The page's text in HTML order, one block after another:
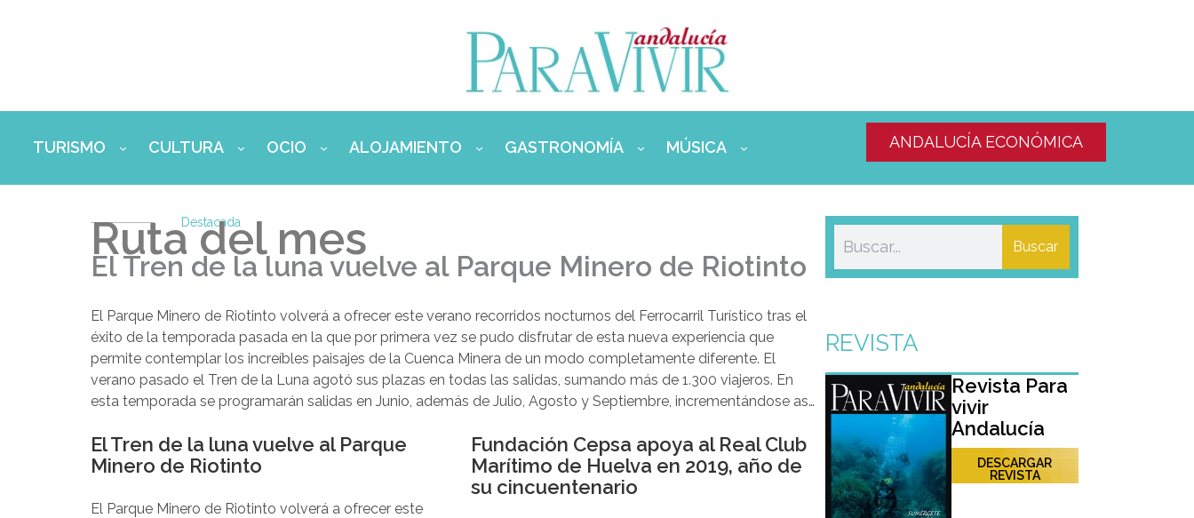
TURISMO CULTURA OCIO ALOJAMIENTO GASTRONOMÍA MÚSICA ANDALUCÍA ECONÓMICA
Destacada
Ruta del mes
El Tren de la luna vuelve al Parque Minero de Riotinto
El Parque Minero de Riotinto volverá a ofrecer este verano recorridos nocturnos del Ferrocarril Turístico tras el
éxito de la temporada pasada en la que por primera vez se pudo disfrutar de esta nueva experiencia que
permite contemplar los increíbles paisajes de la Cuenca Minera de un modo completamente diferente. El
verano pasado el Tren de la Luna agotó sus plazas en todas las salidas, sumando más de 1.300 viajeros. En
esta temporada se programarán salidas en Junio, además de Julio, Agosto y Septiembre, incrementándose así
El Tren de la luna vuelve al Parque
Minero de Riotinto
El Parque Minero de Riotinto volverá a ofrecer este
Fundación Cepsa apoya al Real Club
Marítimo de Huelva en 2019, año de
su cincuentenario
Buscar
REVISTA
Revista Para
vivir
Andalucía
DESCARGAR
REVISTA